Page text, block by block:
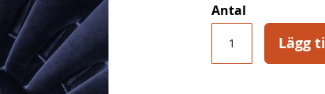
Antal
Lägg